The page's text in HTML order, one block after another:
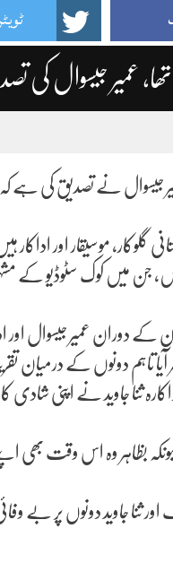
عمیر جیسوال کی
نے تصدیق کی ہے کہ ان
گلوکار، موسیقار اور
جن میں کوک سٹوڈیو کے
لاک ڈاؤن کے دوران عمیر
ثنا جاوید نے اپنی شادی کا
کیونکہ بظاہر وہ اس وقت
ثنا جاوید دونوں پر بے